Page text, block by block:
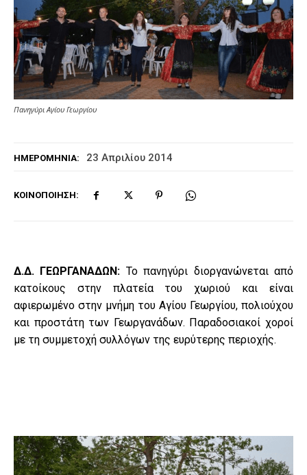
ΗΜΕΡΟΜΗΝΊΑ: 23 Απριλίου 2014
ΚΟΙΝΟΠΟΊΗΣΗ:
Πανηγύρι Αγίου Γεωργίου
Δ.Δ. ΓΕΩΡΓΑΝΑΔΩΝ: Το πανηγύρι διοργανώνεται από
κατοίκους στην πλατεία του χωριού και είναι
αφιερωμένο στην μνήμη του Αγίου Γεωργίου, πολιούχου
και προστάτη των Γεωργανάδων. Παραδοσιακοί χοροί
με τη συμμετοχή συλλόγων της ευρύτερης περιοχής.